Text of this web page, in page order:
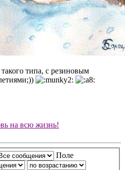
типа, с резиновым
на всю жизнь!
Поле